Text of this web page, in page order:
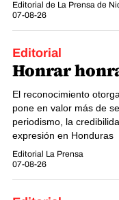
Editorial de La Prensa de
07-08-26
Editorial
Honrar
El reconocimiento
pone en valor más de
periodismo, la
expresión en Honduras
Editorial La Prensa
07-08-26